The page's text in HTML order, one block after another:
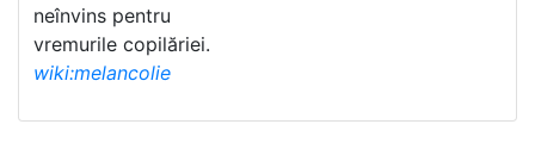
neînvins pentru
vremurile copilăriei.
wiki:melancolie